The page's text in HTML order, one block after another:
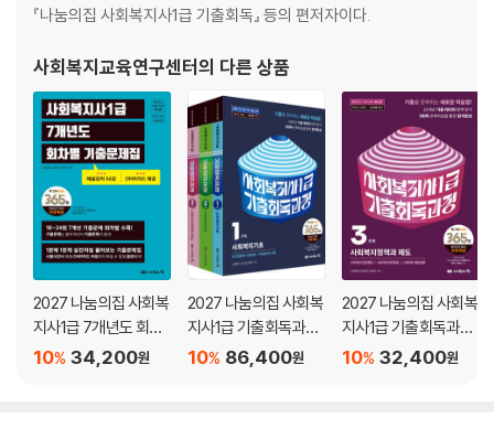
『나눔의집 사회복지사1급 기출회독』 등의 편저자이다.
사회복지교육연구센터의 다른 상품
2027 나눔의집 사회복
지사1급 7개년도 회차
별 기출문제집
34,200원
10%
2027 나눔의집 사회복
지사1급 기출회독과정
세트 86,400원
10%
2027 나눔의집 사회복
지사1급 기출회독과정
3과목 사회복지정책과
32,400원
10%